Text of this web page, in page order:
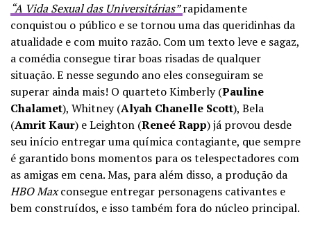
“A Vida Sexual das Universitárias”rapidamente
conquistou o público e se tornou uma das queridinhas da
atualidade e com muito razão. Com um texto leve e sagaz,
a comédia consegue tirar boas risadas de qualquer
situação. E nesse segundo ano eles conseguiram se
superar ainda mais! O quarteto Kimberly (Pauline
Chalamet), Whitney (Alyah Chanelle Scott), Bela
(Amrit Kaur) e Leighton (Reneé Rapp) já provou desde
seu início entregar uma química contagiante, que sempre
é garantido bons momentos para os telespectadores com
as amigas em cena. Mas, para além disso, a produção da
HBO Maxconsegue entregar personagens cativantes e
bem construídos, e isso também fora do núcleo principal.